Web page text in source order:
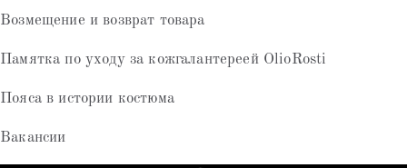
Возмещение и возврат товара
Памятка по уходу за кожгалантереей OlioRosti
Пояса в истории костюма
Вакансии